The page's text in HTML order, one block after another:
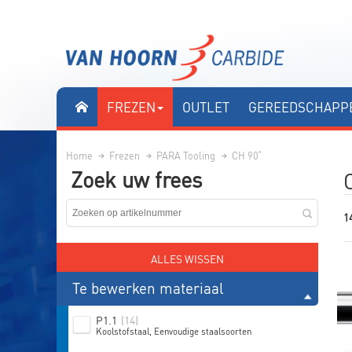
FREZEN OUTLET
Home Frezen PARA Tooling CH 90˚
Zoek uw frees
ALLES WISSEN
Te bewerken materiaal
P1.1 (14)
Koolstofstaal, Eenvoudige staalsoorten